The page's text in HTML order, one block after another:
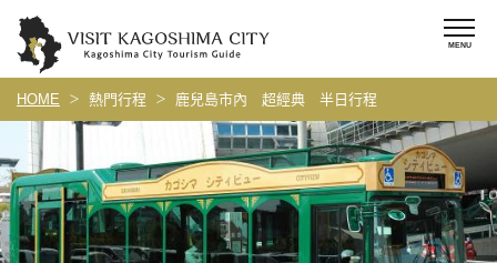
HOME 熱門行程 鹿兒島市內 超經典 半日行程